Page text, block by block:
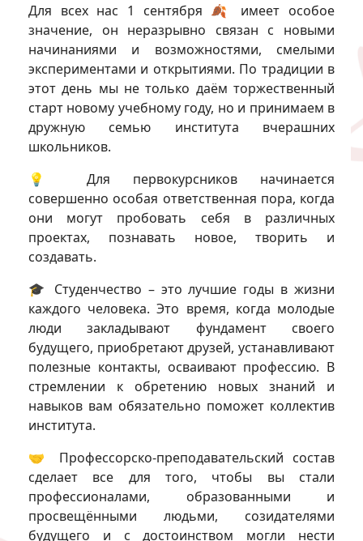
Для всех нас 1 сентября 🍂 имеет особое
значение, он неразрывно связан с новыми
начинаниями и возможностями, смелыми
экспериментами и открытиями. По традиции в
этот день мы не только даём торжественный
старт новому учебному году, но и принимаем в
дружную семью института вчерашних
школьников.
💡 Для первокурсников начинается
совершенно особая ответственная пора, когда
они могут пробовать себя в различных
проектах, познавать новое, творить и
создавать.
🎓 Студенчество – это лучшие годы в жизни
каждого человека. Это время, когда молодые
люди закладывают фундамент своего
будущего, приобретают друзей, устанавливают
полезные контакты, осваивают профессию. В
стремлении к обретению новых знаний и
навыков вам обязательно поможет коллектив
института.
🤝 Профессорско-преподавательский состав
сделает все для того, чтобы вы стали
профессионалами, образованными и
просвещёнными людьми, созидателями
будущего и с достоинством могли нести